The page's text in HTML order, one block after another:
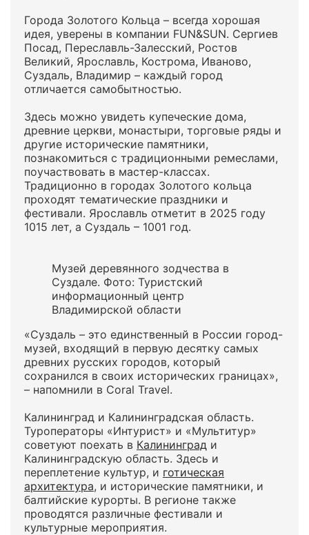
Города Золотого Кольца – всегда хорошая
идея, уверены в компании FUN&SUN. Сергиев
Посад, Переславль-Залесский, Ростов
Великий, Ярославль, Кострома, Иваново,
Суздаль, Владимир – каждый город
отличается самобытностью.
Здесь можно увидеть купеческие дома,
древние церкви, монастыри, торговые ряды и
другие исторические памятники,
познакомиться с традиционными ремеслами,
поучаствовать в мастер-классах.
Традиционно в городах Золотого кольца
проходят тематические праздники и
фестивали. Ярославль отметит в 2025 году
1015 лет, а Суздаль – 1001 год.
Музей деревянного зодчества в
Суздале. Фото: Туристский
информационный центр
Владимирской области
«Суздаль – это единственный в России город-
музей, входящий в первую десятку самых
древних русских городов, который
сохранился в своих исторических границах»,
– напомнили в Coral Travel.
Калининград и Калининградская область.
Туроператоры «Интурист» и «Мультитур»
советуют поехать в Калининград и
Калининградскую область. Здесь и
переплетение культур, и готическая
архитектура, и исторические памятники, и
балтийские курорты. В регионе также
проводятся различные фестивали и
культурные мероприятия.